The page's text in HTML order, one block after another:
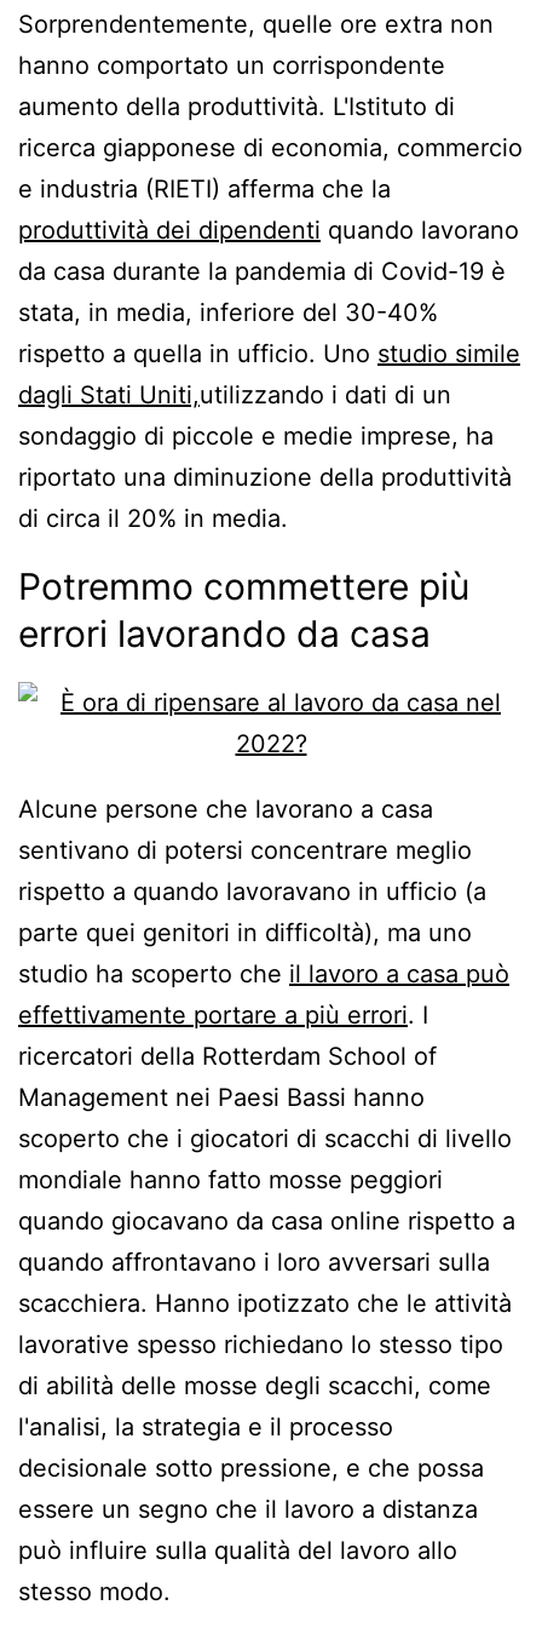
Sorprendentemente, quelle ore extra non
hanno comportato un corrispondente
aumento della produttività. L'Istituto di
ricerca giapponese di economia, commercio
e industria (RIETI) afferma che la
produttività dei dipendenti quando lavorano
da casa durante la pandemia di Covid-19 è
stata, in media, inferiore del 30-40%
rispetto a quella in ufficio. Uno studio simile
dagli Stati Uniti,utilizzando i dati di un
sondaggio di piccole e medie imprese, ha
riportato una diminuzione della produttività
di circa il 20% in media.
Potremmo commettere più
errori lavorando da casa
Alcune persone che lavorano a casa
sentivano di potersi concentrare meglio
rispetto a quando lavoravano in ufficio (a
parte quei genitori in difficoltà), ma uno
studio ha scoperto che il lavoro a casa può
effettivamente portare a più errori. I
ricercatori della Rotterdam School of
Management nei Paesi Bassi hanno
scoperto che i giocatori di scacchi di livello
mondiale hanno fatto mosse peggiori
quando giocavano da casa online rispetto a
quando affrontavano i loro avversari sulla
scacchiera. Hanno ipotizzato che le attività
lavorative spesso richiedano lo stesso tipo
di abilità delle mosse degli scacchi, come
l'analisi, la strategia e il processo
decisionale sotto pressione, e che possa
essere un segno che il lavoro a distanza
può influire sulla qualità del lavoro allo
stesso modo.